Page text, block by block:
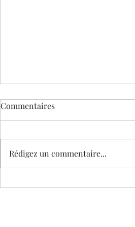
Commentaires
Rédigez un commentaire...